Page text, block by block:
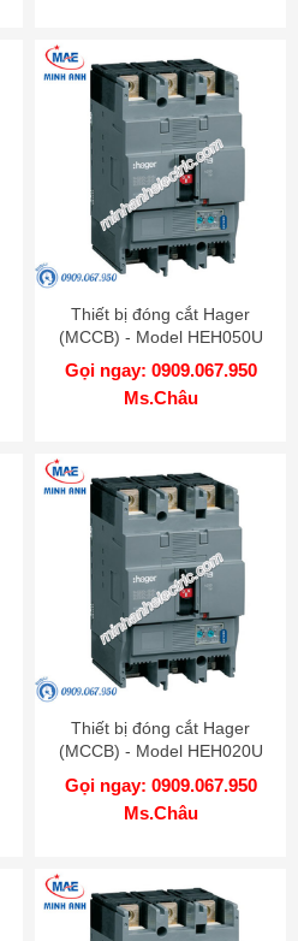
Thiết bị đóng cắt Hager
(MCCB) - Model HEH050U
Gọi ngay: 0909.067.950
Ms.Châu
Thiết bị đóng cắt Hager
(MCCB) - Model HEH020U
Gọi ngay: 0909.067.950
Ms.Châu